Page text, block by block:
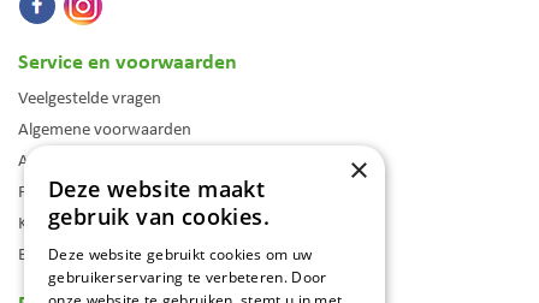
Service en voorwaarden
Veelgestelde vragen
Algemene voorwaarden
Assortiment
Folder
Klantenkaart
Blog
×
Deze website maakt
gebruik van cookies.
Deze website gebruikt cookies om uw
gebruikerservaring te verbeteren. Door